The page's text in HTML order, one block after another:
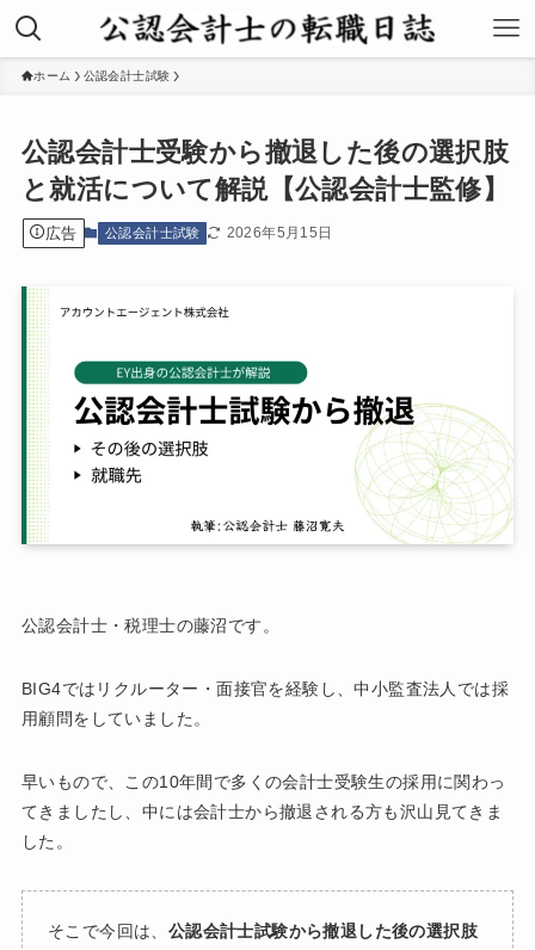
ホーム 公認会計士試験
公認会計士受験から撤退した後の選択肢
と就活について解説【公認会計士監修】
広告 公認会計士試験 2026年5月15日
公認会計士・税理士の藤沼です。
BIG4ではリクルーター・面接官を経験し、中小監査法人では採
用顧問をしていました。
早いもので、この10年間で多くの会計士受験生の採用に関わっ
てきましたし、中には会計士から撤退される方も沢山見てきま
した。
そこで今回は、 公認会計士試験から撤退した後の選択肢